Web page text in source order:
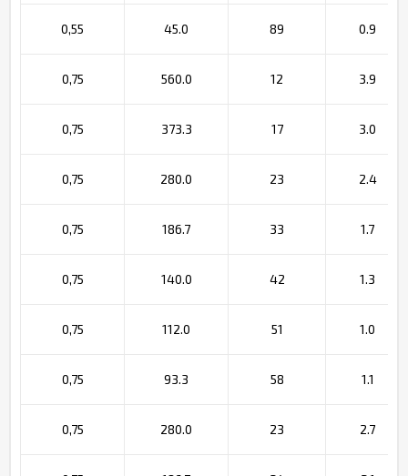
0,55 45.0 89 0.9
0,75 560.0 12 3.9
0,75 373.3 17 3.0
0,75 280.0 23 2.4
0,75 186.7 33 1.7
0,75 140.0 42 1.3
0,75 112.0 51 1.0
0,75 93.3 58 1.1
0,75 280.0 23 2.7